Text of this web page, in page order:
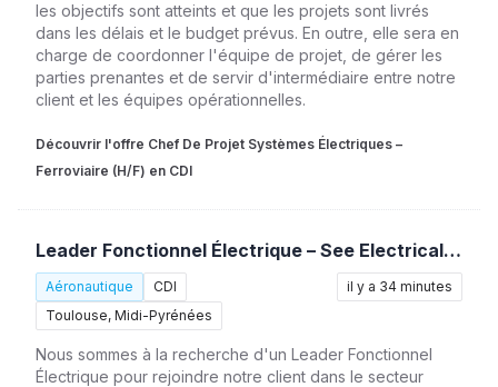
les objectifs sont atteints et que les projets sont livrés
dans les délais et le budget prévus. En outre, elle sera en
charge de coordonner l'équipe de projet, de gérer les
parties prenantes et de servir d'intermédiaire entre notre
client et les équipes opérationnelles.
Découvrir l'offre Chef De Projet Systèmes Électriques –
Ferroviaire (H/F) en CDI
Leader Fonctionnel Électrique – See Electrical / Ferroviaire (H/F)
Aéronautique
CDI
Toulouse, Midi-Pyrénées
il y a 34 minutes
Nous sommes à la recherche d'un Leader Fonctionnel
Électrique pour rejoindre notre client dans le secteur